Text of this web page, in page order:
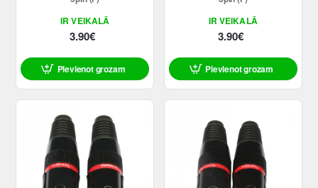
IR VEIKALĀ
3.90€
Pievienot grozam
IR VEIKALĀ
3.90€
Pievienot grozam